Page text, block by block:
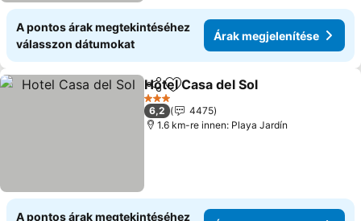
A pontos árak megtekintéséhez
válasszon dátumokat
Árak megjelenítése
Megosztás
Hozzáadás a kedvencekhez
Hotel Casa del Sol
3 Kategória
6,2
4475
1.6 km-re innen: Playa Jardín
A pontos árak megtekintéséhez